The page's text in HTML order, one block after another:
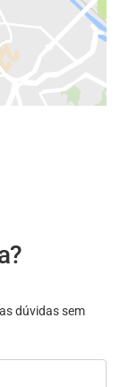
dúvidas sem